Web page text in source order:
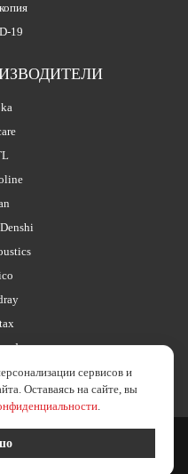
19
персональных данных
сервисов и
Оставаясь на сайте, вы
.